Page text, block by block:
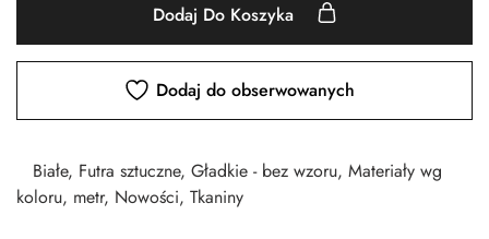
Dodaj Do Koszyka
Dodaj do obserwowanych
Białe, Futra sztuczne, Gładkie - bez wzoru, Materiały wg
koloru, metr, Nowości, Tkaniny